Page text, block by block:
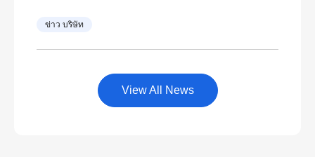
of Life” พร้อมเป็นศูนย์กลาง
พัฒนาองค์ความรู้ด้าน
บริการหลังการขายของไทย
ข่าว บริษัท
View All News